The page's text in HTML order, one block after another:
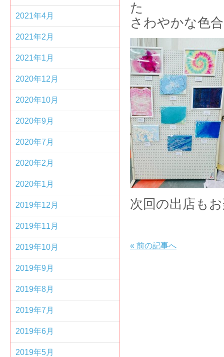
さわやかな色
次回の出店も
« 前の記事へ
2021年4月
2021年2月
2021年1月
2020年12月
2020年10月
2020年9月
2020年7月
2020年2月
2020年1月
2019年12月
2019年11月
2019年10月
2019年9月
2019年8月
2019年7月
2019年6月
2019年5月